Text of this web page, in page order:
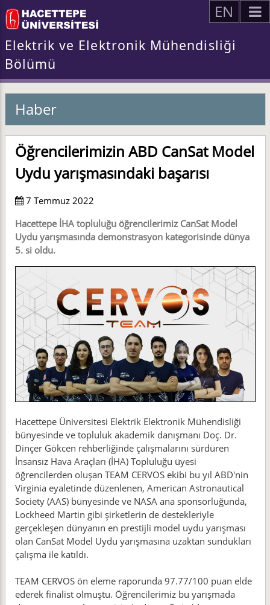
EN
Elektrik ve Elektronik Mühendisliği
Bölümü
Haber
Öğrencilerimizin ABD CanSat Model
Uydu yarışmasındaki başarısı
7 Temmuz 2022
Hacettepe İHA topluluğu öğrencilerimiz CanSat Model
Uydu yarışmasında demonstrasyon kategorisinde dünya
5. si oldu.
Hacettepe Üniversitesi Elektrik Elektronik Mühendisliği
bünyesinde ve topluluk akademik danışmanı Doç. Dr.
Dinçer Gökcen rehberliğinde çalışmalarını sürdüren
İnsansız Hava Araçları (İHA) Topluluğu üyesi
öğrencilerden oluşan TEAM CERVOS ekibi bu yıl ABD'nin
Virginia eyaletinde düzenlenen, American Astronautical
Society (AAS) bünyesinde ve NASA ana sponsorluğunda,
Lockheed Martin gibi şirketlerin de destekleriyle
gerçekleşen dünyanın en prestijli model uydu yarışması
olan CanSat Model Uydu yarışmasına uzaktan sundukları
çalışma ile katıldı.
TEAM CERVOS ön eleme raporunda 97.77/100 puan elde
ederek finalist olmuştu. Öğrencilerimiz bu yarışmada